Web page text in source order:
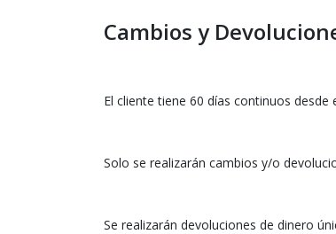
Cambios y
El cliente tiene 60 días continuos
Solo se realizarán cambios y/o
Se realizarán devoluciones de dinero